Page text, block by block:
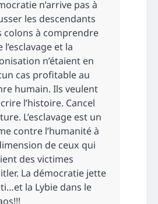
n’arrive pas à
les descendants
colons à comprendre
l’esclavage et la
n’étaient en
cas profitable au
humain. Ils veulent
l’histoire. Cancel
L’esclavage est un
contre l’humanité à
de ceux qui
des victimes
La démocratie jette
la Lybie dans le